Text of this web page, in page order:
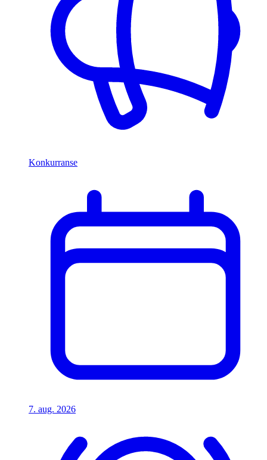
Konkurranse
7. aug. 2026